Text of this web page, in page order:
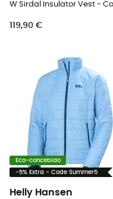
119,90 €
Eco-concebido
-5% Extra - Code Summer5
Helly Hansen